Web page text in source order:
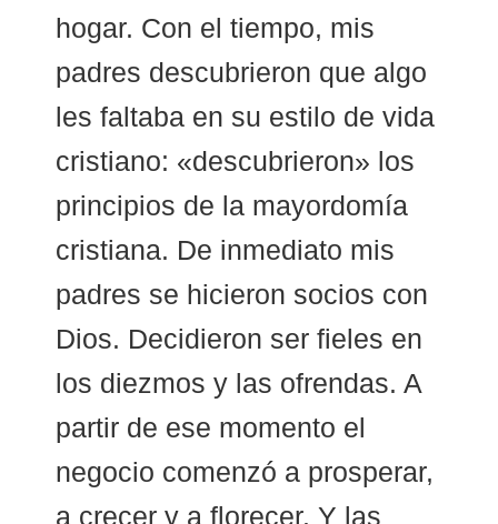
28 Creencias Fundamentales
MISIÓN Y SERVICIO
ofrendas
Contactanos
hogar. Con el tiempo, mis
padres descubrieron que algo
les faltaba en su estilo de vida
cristiano: «descubrieron» los
principios de la mayordomía
cristiana. De inmediato mis
padres se hicieron socios con
Dios. Decidieron ser fieles en
los diezmos y las ofrendas. A
partir de ese momento el
negocio comenzó a prosperar,
a crecer y a florecer. Y las